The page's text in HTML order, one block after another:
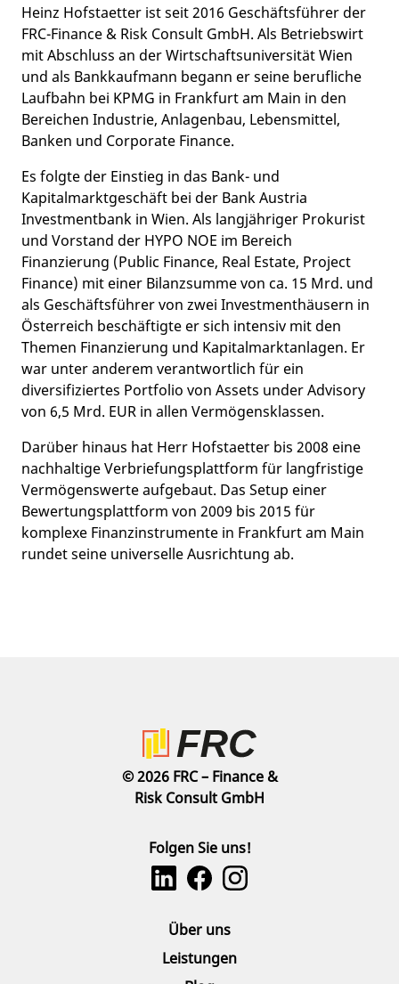
Heinz Hofstaetter ist seit 2016 Geschäftsführer der
FRC-Finance & Risk Consult GmbH. Als Betriebswirt
mit Abschluss an der Wirtschaftsuniversität Wien
und als Bankkaufmann begann er seine berufliche
Laufbahn bei KPMG in Frankfurt am Main in den
Bereichen Industrie, Anlagenbau, Lebensmittel,
Banken und Corporate Finance.
Es folgte der Einstieg in das Bank- und
Kapitalmarktgeschäft bei der Bank Austria
Investmentbank in Wien. Als langjähriger Prokurist
und Vorstand der HYPO NOE im Bereich
Finanzierung (Public Finance, Real Estate, Project
Finance) mit einer Bilanzsumme von ca. 15 Mrd. und
als Geschäftsführer von zwei Investmenthäusern in
Österreich beschäftigte er sich intensiv mit den
Themen Finanzierung und Kapitalmarktanlagen. Er
war unter anderem verantwortlich für ein
diversifiziertes Portfolio von Assets under Advisory
von 6,5 Mrd. EUR in allen Vermögensklassen.
Darüber hinaus hat Herr Hofstaetter bis 2008 eine
nachhaltige Verbriefungsplattform für langfristige
Vermögenswerte aufgebaut. Das Setup einer
Bewertungsplattform von 2009 bis 2015 für
komplexe Finanzinstrumente in Frankfurt am Main
rundet seine universelle Ausrichtung ab.
© 2026 FRC – Finance &
Risk Consult GmbH
Folgen Sie uns!
Über uns
Leistungen